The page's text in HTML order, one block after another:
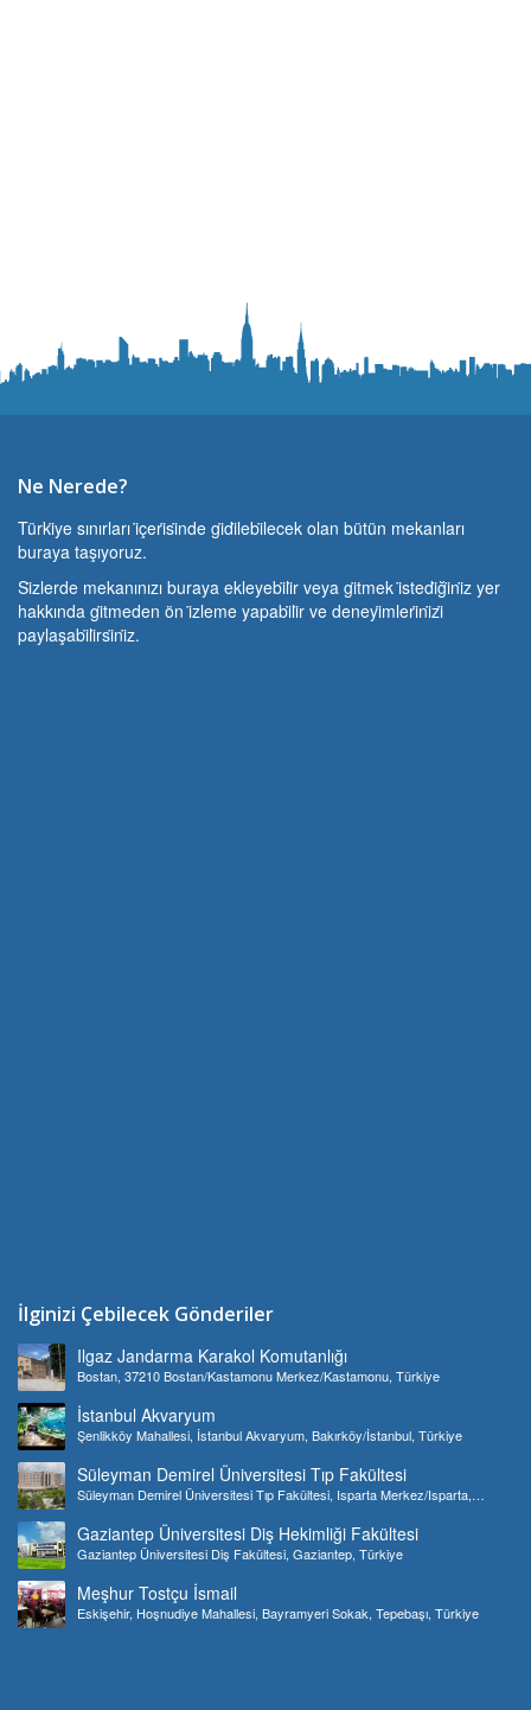
Ne Nerede?
Türki̇ye sınırları i̇çeri̇si̇nde gi̇di̇lebi̇lecek olan bütün mekanları
buraya taşıyoruz.
Si̇zlerde mekanınızı buraya ekleyebi̇li̇r veya gi̇tmek i̇stedi̇ği̇ni̇z yer
hakkında gi̇tmeden ön i̇zleme yapabi̇li̇r ve deneyi̇mleri̇ni̇zi̇
paylaşabi̇li̇rsi̇ni̇z.
İlginizi Çebilecek Gönderiler
Ilgaz Jandarma Karakol Komutanlığı
Bostan, 37210 Bostan/Kastamonu Merkez/Kastamonu, Türkiye
İstanbul Akvaryum
Şenlikköy Mahallesi, İstanbul Akvaryum, Bakırköy/İstanbul, Türkiye
Süleyman Demirel Üniversitesi Tıp Fakültesi
Süleyman Demirel Üniversitesi Tıp Fakültesi, Isparta Merkez/Isparta,
Gaziantep Üniversitesi Diş Hekimliği Fakültesi
Gaziantep Üniversitesi Diş Fakültesi, Gaziantep, Türkiye
Meşhur Tostçu İsmail
Eskişehir, Hoşnudiye Mahallesi, Bayramyeri Sokak, Tepebaşı, Türkiye